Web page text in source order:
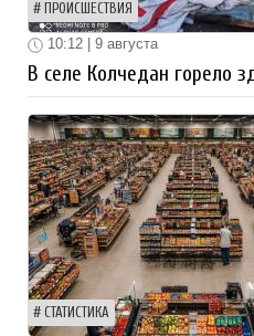
ПРОИСШЕСТВИЯ
10:12 | 9 августа
В селе Колчедан горело
СТАТИСТИКА